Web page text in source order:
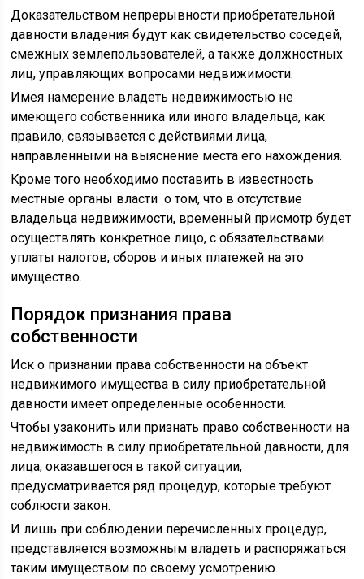
Доказательством непрерывности приобретательной
давности владения будут как свидетельство соседей,
смежных землепользователей, а также должностных
лиц, управляющих вопросами недвижимости.
Имея намерение владеть недвижимостью не
имеющего собственника или иного владельца, как
правило, связывается с действиями лица,
направленными на выяснение места его нахождения.
Кроме того необходимо поставить в известность
местные органы власти о том, что в отсутствие
владельца недвижимости, временный присмотр будет
осуществлять конкретное лицо, с обязательствами
уплаты налогов, сборов и иных платежей на это
имущество.
Порядок признания права
собственности
Иск о признании права собственности на объект
недвижимого имущества в силу приобретательной
давности имеет определенные особенности.
Чтобы узаконить или признать право собственности на
недвижимость в силу приобретательной давности, для
лица, оказавшегося в такой ситуации,
предусматривается ряд процедур, которые требуют
соблюсти закон.
И лишь при соблюдении перечисленных процедур,
представляется возможным владеть и распоряжаться
таким имуществом по своему усмотрению.